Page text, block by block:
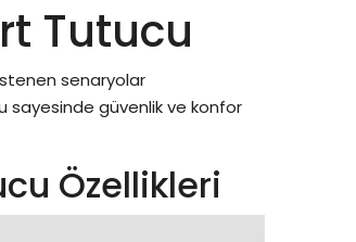
Tutucu
senaryolar
sayesinde güvenlik ve konfor
Özellikleri